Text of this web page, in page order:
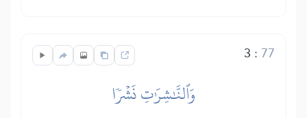
3 : 77
وَٱلنَّٰشِرَٰتِ نَشۡرٗا